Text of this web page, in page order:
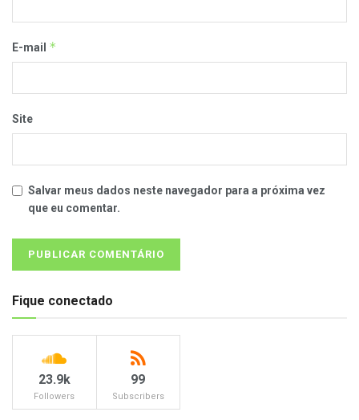
E-mail *
Site
Salvar meus dados neste navegador para a próxima vez
que eu comentar.
Fique conectado
23.9k
Followers
99
Subscribers